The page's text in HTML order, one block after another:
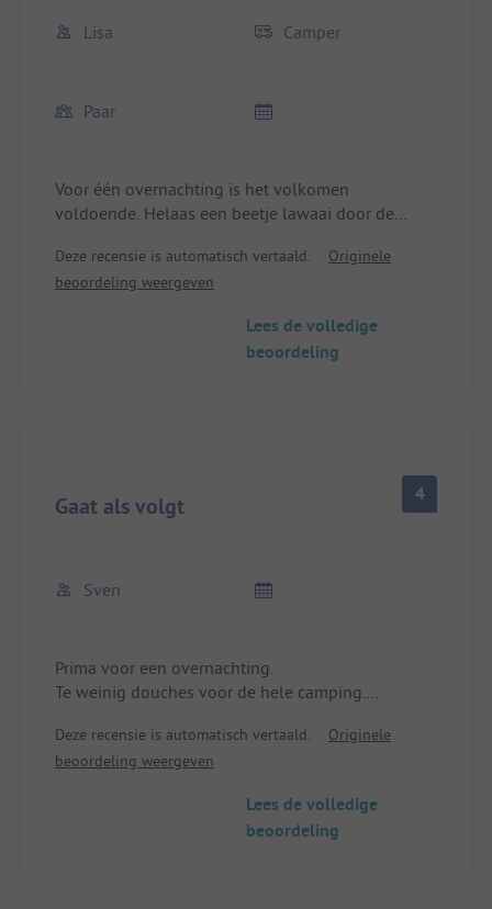
zakken vol wassen en drogen. We komen nooit
Lisa Camper
Paar
Voor één overnachting is het volkomen
voldoende. Helaas een beetje lawaai door de
Na de beoordelingen die we hebben gelezen,
hadden we met het ergste gerekend. Dit bleek
behulpzaam en het toilet/douche was schoon,
natuurlijk een beetje weinig voor de grote ruimte,
Deze recensie is automatisch vertaald.
Originele
beoordeling weergeven
Lees de volledige
beoordeling
Gaat als volgt 4
Sven
Prima voor een overnachting.
Te weinig douches voor de hele camping.
Standplaats en sanitair aan renovatie toe.
Deze recensie is automatisch vertaald.
Originele
beoordeling weergeven
Lees de volledige
beoordeling